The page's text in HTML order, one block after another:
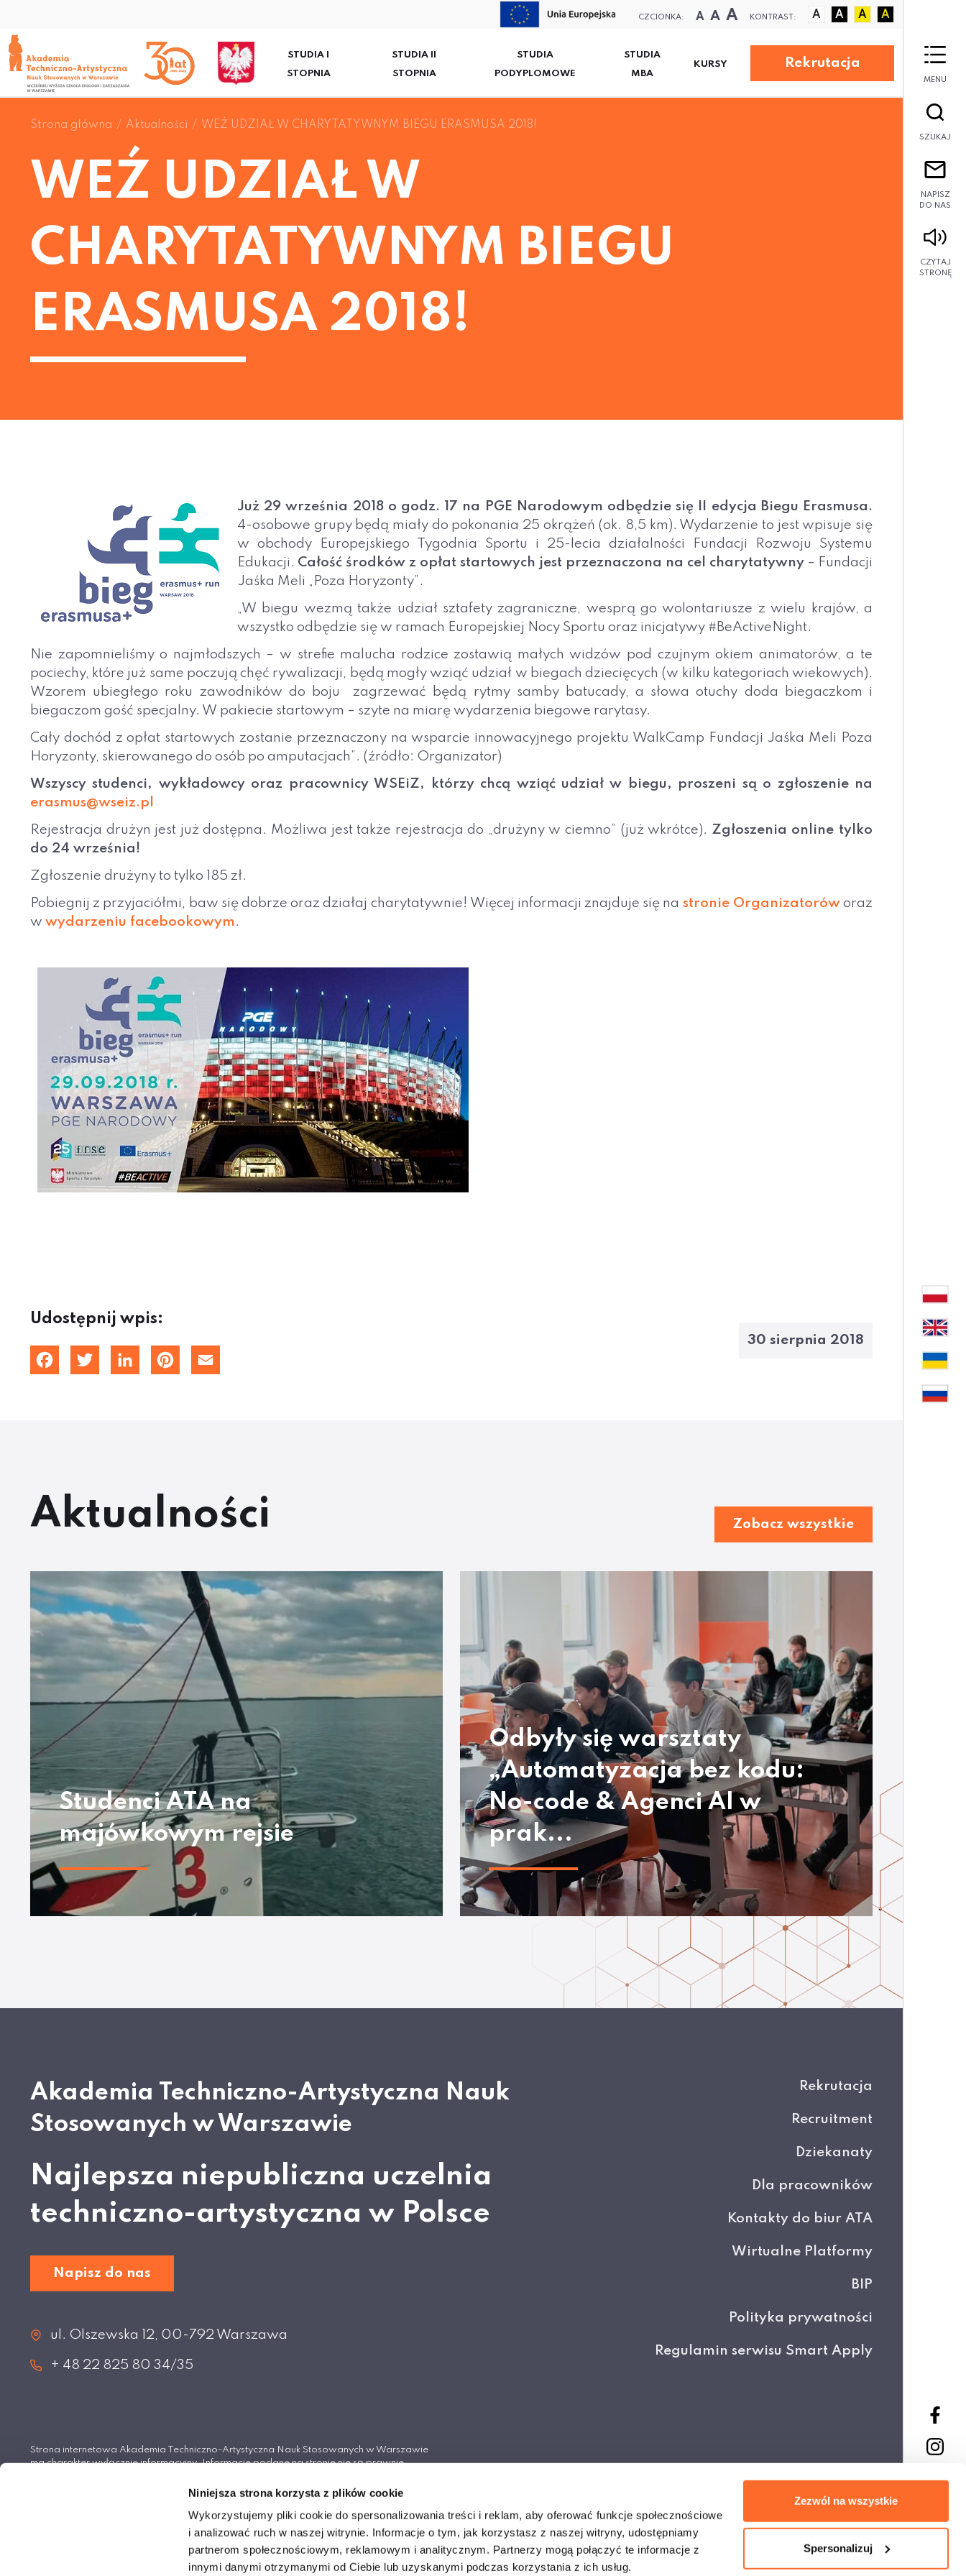
Niniejsza strona korzysta z plików cookie
Wykorzystujemy pliki cookie do spersonalizowania treści i reklam, aby oferować funkcje społecznościowe
i analizować ruch w naszej witrynie. Informacje o tym, jak korzystasz z naszej witryny, udostępniamy
partnerom społecznościowym, reklamowym i analitycznym. Partnerzy mogą połączyć te informacje z
innymi danymi otrzymanymi od Ciebie lub uzyskanymi podczas korzystania z ich usług.
Zezwól na wszystkie
Spersonalizuj
CZCIONKA: A A A KONTRAST: A A A A
STUDIA I
STOPNIA
STUDIA II
STOPNIA
STUDIA
PODYPLOMOWE
STUDIA
MBA
KURSY Rekrutacja
MENU
SZUKAJ
NAPISZ
DO NAS
CZYTAJ
STRONĘ
Strona główna Aktualności WEŹ UDZIAŁ W CHARYTATYWNYM BIEGU ERASMUSA 2018!
WEŹ UDZIAŁ W
CHARYTATYWNYM BIEGU
ERASMUSA 2018!
Już 29 września 2018 o godz. 17 na PGE Narodowym odbędzie się II edycja Biegu Erasmusa.
4-osobowe grupy będą miały do pokonania 25 okrążeń (ok. 8,5 km). Wydarzenie to jest wpisuje się
w obchody Europejskiego Tygodnia Sportu i 25-lecia działalności Fundacji Rozwoju Systemu
Edukacji. Całość środków z opłat startowych jest przeznaczona na cel charytatywny – Fundacji
Jaśka Meli „Poza Horyzonty”.
„W biegu wezmą także udział sztafety zagraniczne, wesprą go wolontariusze z wielu krajów, a
wszystko odbędzie się w ramach Europejskiej Nocy Sportu oraz inicjatywy #BeActiveNight.
Nie zapomnieliśmy o najmłodszych – w strefie malucha rodzice zostawią małych widzów pod czujnym okiem animatorów, a te
pociechy, które już same poczują chęć rywalizacji, będą mogły wziąć udział w biegach dziecięcych (w kilku kategoriach wiekowych).
Wzorem ubiegłego roku zawodników do boju zagrzewać będą rytmy samby batucady, a słowa otuchy doda biegaczkom i
biegaczom gość specjalny. W pakiecie startowym – szyte na miarę wydarzenia biegowe rarytasy.
Cały dochód z opłat startowych zostanie przeznaczony na wsparcie innowacyjnego projektu WalkCamp Fundacji Jaśka Meli Poza
Horyzonty, skierowanego do osób po amputacjach”. (źródło: Organizator)
Wszyscy studenci, wykładowcy oraz pracownicy WSEiZ, którzy chcą wziąć udział w biegu, proszeni są o zgłoszenie na
erasmus@wseiz.pl
Rejestracja drużyn jest już dostępna. Możliwa jest także rejestracja do „drużyny w ciemno” (już wkrótce). Zgłoszenia online tylko
do 24 września!
Zgłoszenie drużyny to tylko 185 zł.
Pobiegnij z przyjaciółmi, baw się dobrze oraz działaj charytatywnie! Więcej informacji znajduje się na stronie Organizatoróworaz
w wydarzeniu facebookowym.
Udostępnij wpis:
FacebookTwitterLinkedInPinterestEmail
30 sierpnia 2018
Aktualności Zobacz wszystkie
Studenci ATA na
majówkowym rejsie
Odbyły się warsztaty
„Automatyzacja bez kodu:
No-code & Agenci AI w
prak...
Akademia Techniczno-Artystyczna Nauk
Stosowanych w Warszawie
Najlepsza niepubliczna uczelnia
techniczno-artystyczna w Polsce
Napisz do nas
ul. Olszewska 12, 00-792 Warszawa
+ 48 22 825 80 34/35
Rekrutacja
Recruitment
Dziekanaty
Dla pracowników
Kontakty do biur ATA
Wirtualne Platformy
BIP
Polityka prywatności
Regulamin serwisu Smart Apply
Strona internetowa Akademia Techniczno-Artystyczna Nauk Stosowanych w Warszawie
ma charakter wyłącznie informacyjny. Informacje podane na stronie nie są prawnie
© Akademia Techniczno-Artystyczna Nauk Stosowanych w Warszawie